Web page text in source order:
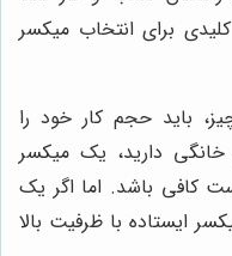
برای انتخاب میکسر
باید حجم کار خود را
دارید، یک میکسر
کافی باشد. اما اگر یک
ایستاده با ظرفیت بالا